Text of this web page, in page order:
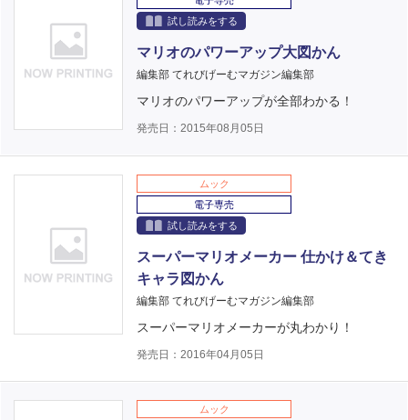
試し読みをする
マリオのパワーアップ大図かん
編集部 てれびげーむマガジン編集部
マリオのパワーアップが全部わかる！
発売日：2015年08月05日
ムック
電子専売
試し読みをする
スーパーマリオメーカー 仕かけ＆てき
キャラ図かん
編集部 てれびげーむマガジン編集部
スーパーマリオメーカーが丸わかり！
発売日：2016年04月05日
ムック